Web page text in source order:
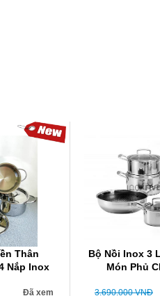
Thân
Nắp Inox
Đã xem
Bộ Nồi Inox 3
Món Phủ
3.690.000VNĐ